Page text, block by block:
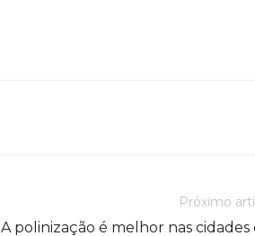
Próximo
A polinização é melhor nas cidades